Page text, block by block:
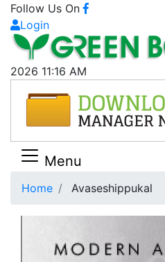
Follow Us On
Login
2026 11:16 AM
Menu
Home Avaseshippukal